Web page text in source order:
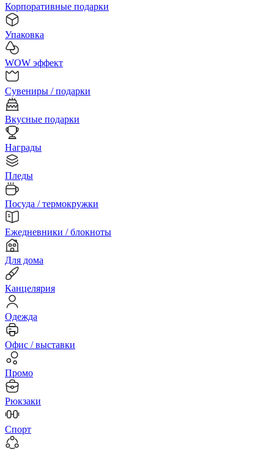
Корпоративные подарки
Упаковка
WOW эффект
Сувениры / подарки
Вкусные подарки
Награды
Пледы
Посуда / термокружки
Ежедневники / блокноты
Для дома
Канцелярия
Одежда
Офис / выставки
Промо
Рюкзаки
Спорт